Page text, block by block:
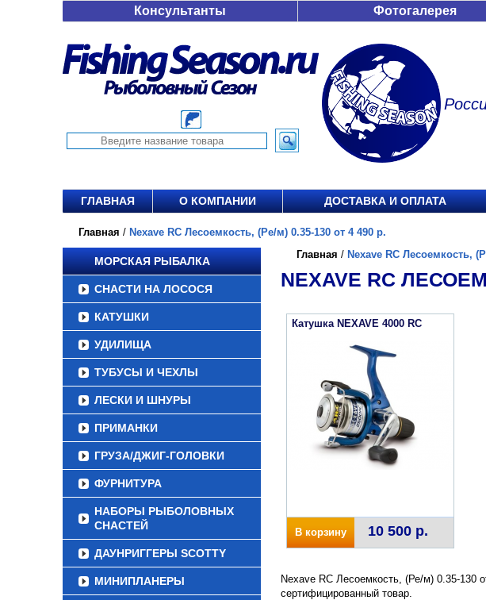
Консультанты Фотогалерея
ГЛАВНАЯ О КОМПАНИИ ДОСТАВКА И ОПЛАТА
Главная / Nexave RC Лесоемкость, (Ре/м) 0.35-130 от 4 490 р.
МОРСКАЯ РЫБАЛКА
СНАСТИ НА ЛОСОСЯ
КАТУШКИ
УДИЛИЩА
ТУБУСЫ И ЧЕХЛЫ
ЛЕСКИ И ШНУРЫ
ПРИМАНКИ
ГРУЗА/ДЖИГ-ГОЛОВКИ
ФУРНИТУРА
НАБОРЫ РЫБОЛОВНЫХ
СНАСТЕЙ
ДАУНРИГГЕРЫ SCOTTY
МИНИПЛАНЕРЫ
Главная / Nexave RC Лесоемкость,
NEXAVE RC
Катушка NEXAVE 4000 RC
В корзину 10 500 р.
Nexave RC Лесоемкость, (Ре/м) 0.35-130
сертифицированный товар.